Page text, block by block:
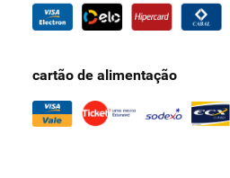
cartão de alimentação